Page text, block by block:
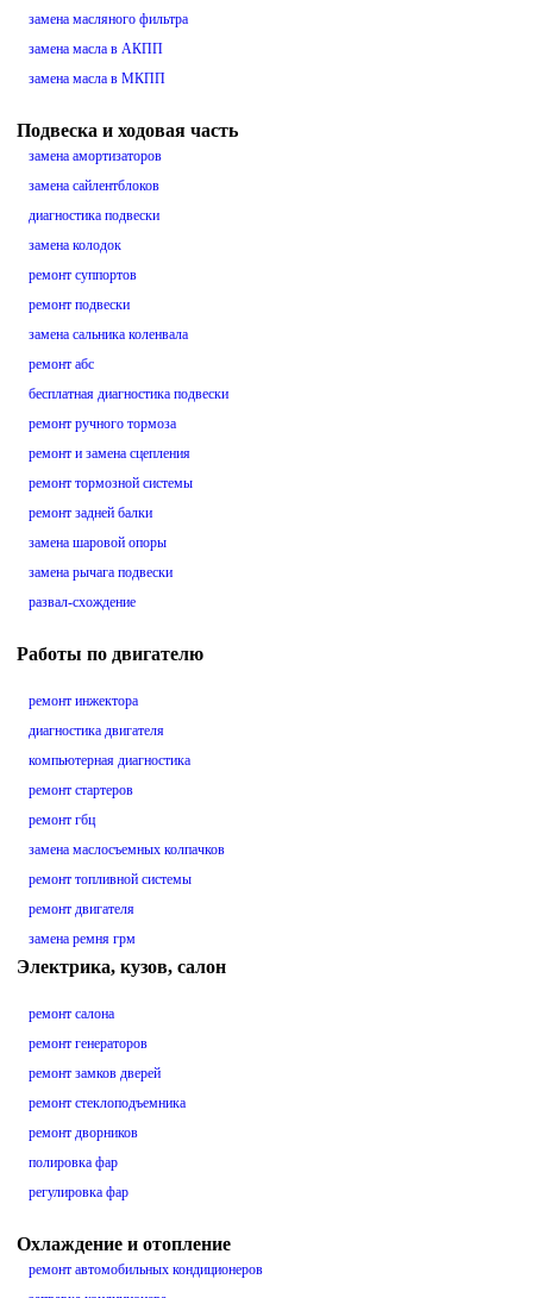
замена масляного фильтра
замена масла в АКПП
замена масла в МКПП
Подвеска и ходовая часть
замена амортизаторов
замена сайлентблоков
диагностика подвески
замена колодок
ремонт суппортов
ремонт подвески
замена сальника коленвала
ремонт абс
бесплатная диагностика подвески
ремонт ручного тормоза
ремонт и замена сцепления
ремонт тормозной системы
ремонт задней балки
замена шаровой опоры
замена рычага подвески
развал-схождение
Работы по двигателю
ремонт инжектора
диагностика двигателя
компьютерная диагностика
ремонт стартеров
ремонт гбц
замена маслосъемных колпачков
ремонт топливной системы
ремонт двигателя
замена ремня грм
Электрика, кузов, салон
ремонт салона
ремонт генераторов
ремонт замков дверей
ремонт стеклоподъемника
ремонт дворников
полировка фар
регулировка фар
Охлаждение и отопление
ремонт автомобильных кондиционеров